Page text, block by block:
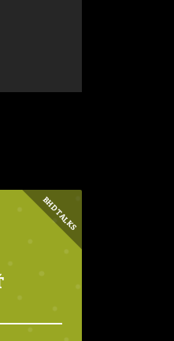
BHD TALKS